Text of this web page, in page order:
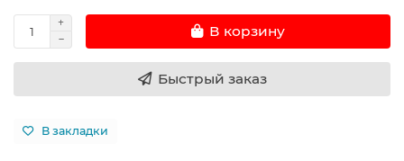
В корзину
Быстрый заказ
В закладки